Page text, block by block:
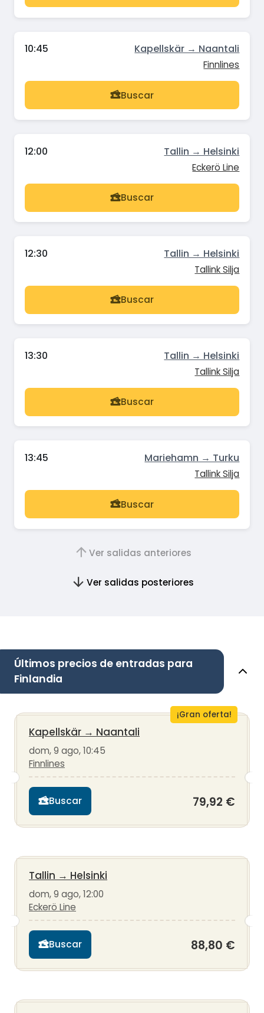
10:45 Kapellskär → Naantali
Finnlines
Buscar
12:00 Tallin → Helsinki
Eckerö Line
Buscar
12:30 Tallin → Helsinki
Tallink Silja
Buscar
13:30 Tallin → Helsinki
Tallink Silja
Buscar
13:45 Mariehamn → Turku
Tallink Silja
Buscar
Ver salidas anteriores
Ver salidas posteriores
Últimos precios de entradas para
Finlandia
¡Gran oferta!
Kapellskär → Naantali
dom, 9 ago, 10:45
Finnlines
Buscar 79,92 €
Tallin → Helsinki
dom, 9 ago, 12:00
Eckerö Line
Buscar 88,80 €